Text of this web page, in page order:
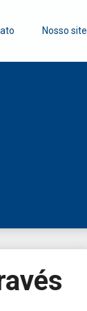
Nosso site